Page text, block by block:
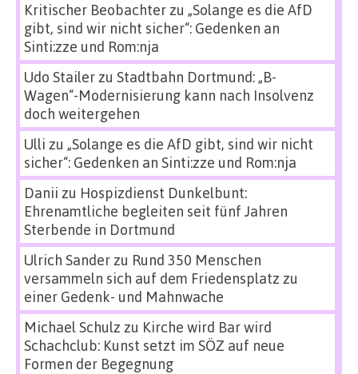
Kritischer Beobachterzu „Solange es die AfD
gibt, sind wir nicht sicher“: Gedenken an
Sinti:zze und Rom:nja
Udo Stailerzu Stadtbahn Dortmund: „B-
Wagen“-Modernisierung kann nach Insolvenz
doch weitergehen
Ulli zu „Solange es die AfD gibt, sind wir nicht
sicher“: Gedenken an Sinti:zze und Rom:nja
Danii zu Hospizdienst Dunkelbunt:
Ehrenamtliche begleiten seit fünf Jahren
Sterbende in Dortmund
Ulrich Sanderzu Rund 350 Menschen
versammeln sich auf dem Friedensplatz zu
einer Gedenk- und Mahnwache
Michael Schulz zu Kirche wird Bar wird
Schachclub: Kunst setzt im SÖZ auf neue
Formen der Begegnung